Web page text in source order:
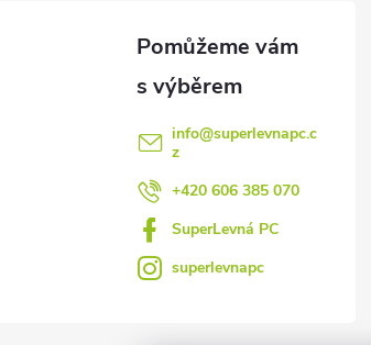
info@superlevnapc.c
z
+420 606 385 070
SuperLevná PC
superlevnapc